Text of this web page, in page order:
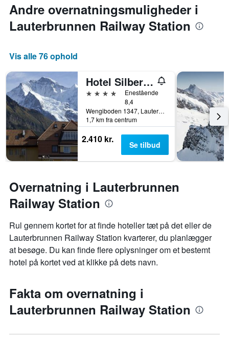
Andre overnatningsmuligheder i
Lauterbrunnen Railway Station
Vis alle 76 ophold
Hotel Silberhorn - Residences & Spa Wengen
4 stjerner
Enestående
8,4
Wengiboden 1347, Lauterbrunnen, Bern, Schweiz
1,7 km fra centrum
2.410 kr. Se tilbud
Overnatning i Lauterbrunnen
Railway Station
Rul gennem kortet for at finde hoteller tæt på det eller de
Lauterbrunnen Railway Station kvarterer, du planlægger
at besøge. Du kan finde flere oplysninger om et bestemt
hotel på kortet ved at klikke på dets navn.
Fakta om overnatning i
Lauterbrunnen Railway Station